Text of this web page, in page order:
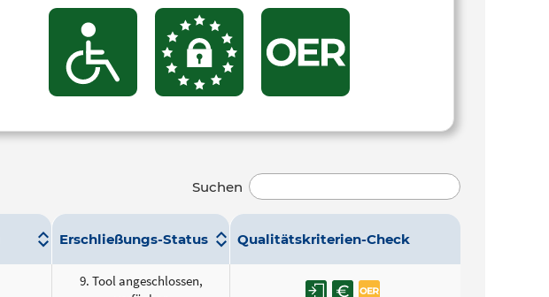
Suchen
Erschließungs-Status Qualitätskriterien-Check
9. Tool angeschlossen,